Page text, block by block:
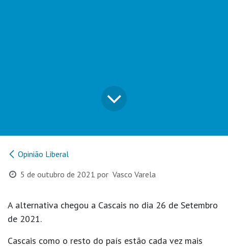
Opinião Liberal
5 de outubro de 2021 por Vasco Varela
A alternativa chegou a Cascais no dia 26 de Setembro
de 2021.
Cascais como o resto do país estão cada vez mais